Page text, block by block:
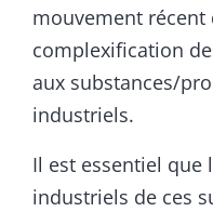
mouvement
complexification
aux substances/
industriels.
Il est essentiel que
industriels de ces